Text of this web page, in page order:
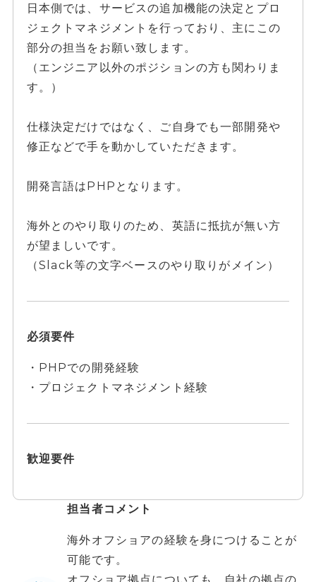
日本側では、サービスの追加機能の決定とプロ
ジェクトマネジメントを行っており、主にこの
部分の担当をお願い致します。
（エンジニア以外のポジションの方も関わりま
す。）
仕様決定だけではなく、ご自身でも一部開発や
修正などで手を動かしていただきます。
開発言語はPHPとなります。
海外とのやり取りのため、英語に抵抗が無い方
が望ましいです。
（Slack等の文字ベースのやり取りがメイン）
必須要件
・PHPでの開発経験
・プロジェクトマネジメント経験
歓迎要件
担当者コメント
海外オフショアの経験を身につけることが
可能です。